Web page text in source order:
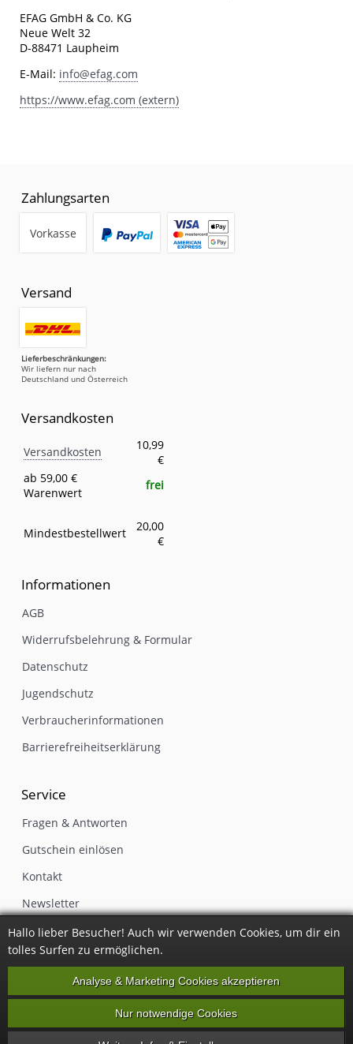
EFAG GmbH & Co. KG
Neue Welt 32
D-88471 Laupheim
E-Mail: info@efag.com
https://www.efag.com (extern)
Zahlungsarten
Vorkasse
Versand
Lieferbeschränkungen:
Wir liefern nur nach
Deutschland und Österreich
Versandkosten
Eigenschaft
Versandkosten
10,99
€
ab 59,00 €
Warenwert
frei
Mindestbestellwert
20,00
€
Informationen
AGB
Widerrufsbelehrung & Formular
Datenschutz
Jugendschutz
Verbraucherinformationen
Barrierefreiheitserklärung
Service
Fragen & Antworten
Gutschein einlösen
Kontakt
Newsletter
Impressum
Vertrag widerrufen
Alle Preise inkl. gesetzlicher Mehrwertsteuer, zzgl.Versandkosten·Party
Hallo lieber Besucher! Auch wir verwenden Cookies, um dir ein
tolles Surfen zu ermöglichen.
Analyse & Marketing Cookies akzeptieren
Nur notwendige Cookies